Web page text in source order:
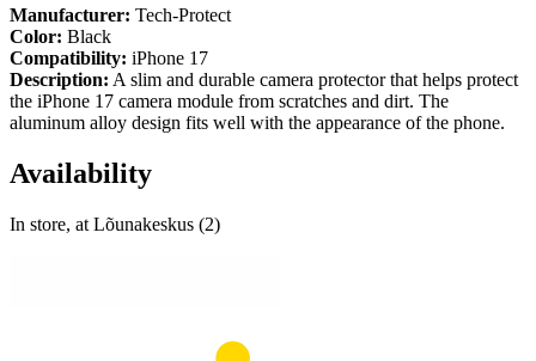
Manufacturer: Tech-Protect
Color: Black
Compatibility: iPhone 17
Description: A slim and durable camera protector that helps protect
the iPhone 17 camera module from scratches and dirt. The
aluminum alloy design fits well with the appearance of the phone.
Availability
In store, at Lõunakeskus (2)